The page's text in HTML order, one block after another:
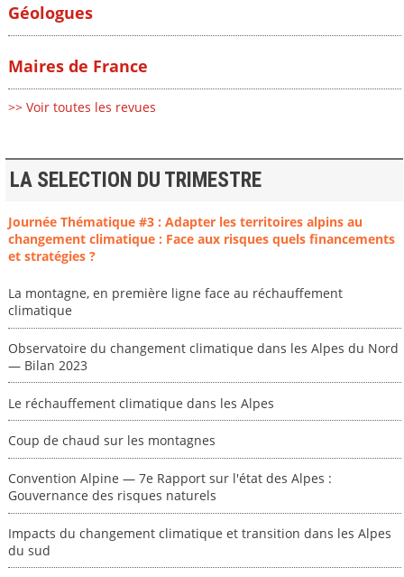
Géologues
Maires de France
>> Voir toutes les revues
LA SELECTION DU TRIMESTRE
Journée Thématique #3 : Adapter les territoires alpins au
changement climatique : Face aux risques quels financements
et stratégies ?
La montagne, en première ligne face au réchauffement
climatique
Observatoire du changement climatique dans les Alpes du Nord
— Bilan 2023
Le réchauffement climatique dans les Alpes
Coup de chaud sur les montagnes
Convention Alpine — 7e Rapport sur l'état des Alpes :
Gouvernance des risques naturels
Impacts du changement climatique et transition dans les Alpes
du sud